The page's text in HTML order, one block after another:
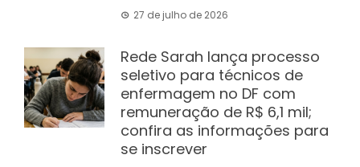
27 de julho de 2026
Rede Sarah lança processo
seletivo para técnicos de
enfermagem no DF com
remuneração de R$ 6,1 mil;
confira as informações para
se inscrever